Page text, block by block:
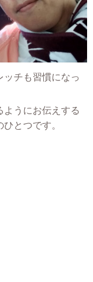
ッチも習慣になっ
ようにお伝えする
とつです。